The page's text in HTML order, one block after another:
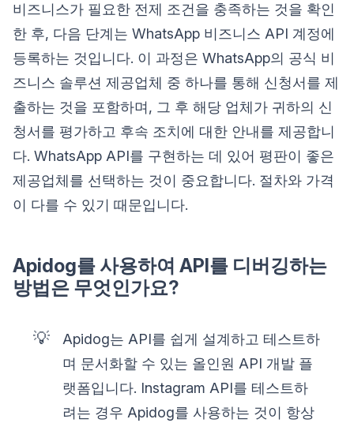
비즈니스가 필요한 전제 조건을 충족하는 것을 확인
한 후, 다음 단계는 WhatsApp 비즈니스 API 계정에
등록하는 것입니다. 이 과정은 WhatsApp의 공식 비
즈니스 솔루션 제공업체 중 하나를 통해 신청서를 제
출하는 것을 포함하며, 그 후 해당 업체가 귀하의 신
청서를 평가하고 후속 조치에 대한 안내를 제공합니
다. WhatsApp API를 구현하는 데 있어 평판이 좋은
제공업체를 선택하는 것이 중요합니다. 절차와 가격
이 다를 수 있기 때문입니다.
Apidog를 사용하여 API를 디버깅하는
방법은 무엇인가요?
💡
Apidog는 API를 쉽게 설계하고 테스트하
며 문서화할 수 있는 올인원 API 개발 플
랫폼입니다. Instagram API를 테스트하
려는 경우 Apidog를 사용하는 것이 항상